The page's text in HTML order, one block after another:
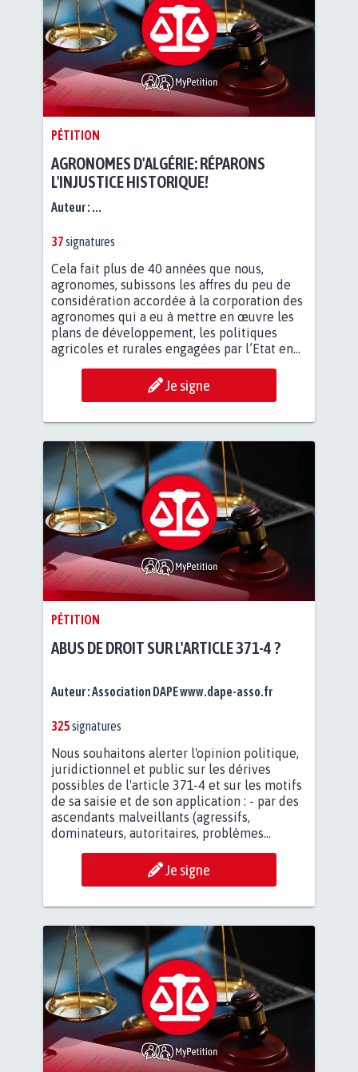
PÉTITION
AGRONOMES D'ALGÉRIE: RÉPARONS
L'INJUSTICE HISTORIQUE!
Auteur : ...
37signatures
Cela fait plus de 40 années que nous,
agronomes, subissons les affres du peu de
considération accordée à la corporation des
agronomes qui a eu à mettre en œuvre les
plans de développement, les politiques
agricoles et rurales engagées par l’Etat en...
Je signe
PÉTITION
ABUS DE DROIT SUR L'ARTICLE 371-4 ?
Auteur :Association DAPE www.dape-asso.fr
325signatures
Nous souhaitons alerter l'opinion politique,
juridictionnel et public sur les dérives
possibles de l'article 371-4 et sur les motifs
de sa saisie et de son application : - par des
ascendants malveillants (agressifs,
dominateurs, autoritaires, problèmes...
Je signe